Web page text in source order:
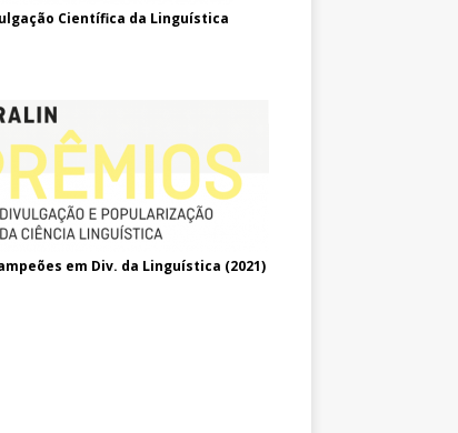
Científica da Linguística
em Div. da Linguística (2021)